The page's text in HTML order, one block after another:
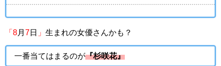
「8 月 7日 」 生まれの女優さんかも？
一番当てはまるのが『杉咲花』